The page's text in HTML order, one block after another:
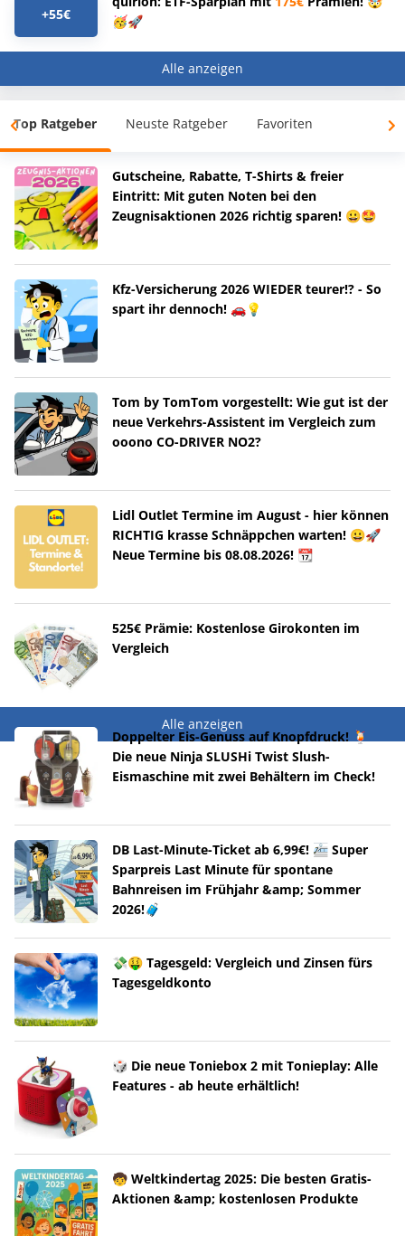
+55€
🥳🚀
Alle anzeigen
Top Ratgeber Neuste Ratgeber Favoriten
Gutscheine, Rabatte, T-Shirts & freier
Eintritt: Mit guten Noten bei den
Zeugnisaktionen 2026 richtig sparen! 😀🤩
Kfz-Versicherung 2026 WIEDER teurer!? - So
spart ihr dennoch! 🚗💡
Tom by TomTom vorgestellt: Wie gut ist der
neue Verkehrs-Assistent im Vergleich zum
ooono CO-DRIVER NO2?
Lidl Outlet Termine im August - hier können
RICHTIG krasse Schnäppchen warten! 😀🚀
Neue Termine bis 08.08.2026! 📆
525€ Prämie: Kostenlose Girokonten im
Vergleich
Alle anzeigen
Doppelter Eis-Genuss auf Knopfdruck! 🍹
Die neue Ninja SLUSHi Twist Slush-
Eismaschine mit zwei Behältern im Check!
DB Last-Minute-Ticket ab 6,99€! 🚈 Super
Sparpreis Last Minute für spontane
Bahnreisen im Frühjahr &amp; Sommer
2026!🧳
💸🤑 Tagesgeld: Vergleich und Zinsen fürs
Tagesgeldkonto
🎲 Die neue Toniebox 2 mit Tonieplay: Alle
Features - ab heute erhältlich!
🧒 Weltkindertag 2025: Die besten Gratis-
Aktionen &amp; kostenlosen Produkte